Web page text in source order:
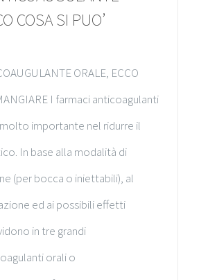
COSA SI PUO’
ORALE, ECCO
I farmaci anticoagulanti
importante nel ridurre il
In base alla modalità di
(per bocca o iniettabili), al
ed ai possibili effetti
in tre grandi
orali o